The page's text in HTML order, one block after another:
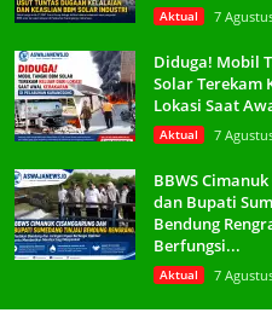
Aktual 7
Diduga! Mobil
Solar Terekam
Lokasi Saat
Aktual 7
BBWS
dan Bupati
Bendung
Berfungsi...
Aktual 7